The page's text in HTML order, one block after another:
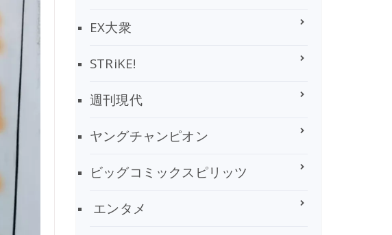
EX大衆
STRiKE!
週刊現代
ヤングチャンピオン
ビッグコミックスピリッツ
エンタメ